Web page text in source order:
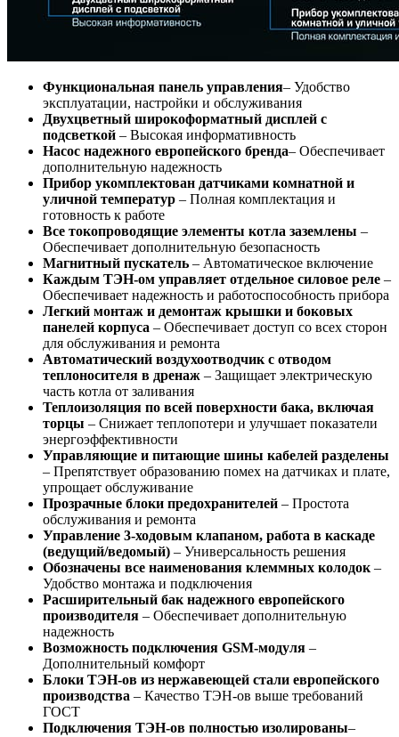
Функциональная панель управления– Удобство
эксплуатации, настройки и обслуживания
Двухцветный широкоформатный дисплей с
подсветкой – Высокая информативность
Насос надежного европейского бренда– Обеспечивает
дополнительную надежность
Прибор укомплектован датчиками комнатной и
уличной температур – Полная комплектация и
готовность к работе
Все токопроводящие элементы котла заземлены –
Обеспечивает дополнительную безопасность
Магнитный пускатель – Автоматическое включение
Каждым ТЭН-ом управляет отдельное силовое реле –
Обеспечивает надежность и работоспособность прибора
Легкий монтаж и демонтаж крышки и боковых
панелей корпуса – Обеспечивает доступ со всех сторон
для обслуживания и ремонта
Автоматический воздухоотводчик с отводом
теплоносителя в дренаж – Защищает электрическую
часть котла от заливания
Теплоизоляция по всей поверхности бака, включая
торцы – Снижает теплопотери и улучшает показатели
энергоэффективности
Управляющие и питающие шины кабелей разделены
– Препятствует образованию помех на датчиках и плате,
упрощает обслуживание
Прозрачные блоки предохранителей – Простота
обслуживания и ремонта
Управление 3-ходовым клапаном, работа в каскаде
(ведущий/ведомый) – Универсальность решения
Обозначены все наименования клеммных колодок –
Удобство монтажа и подключения
Расширительный бак надежного европейского
производителя – Обеспечивает дополнительную
надежность
Возможность подключения GSM-модуля –
Дополнительный комфорт
Блоки ТЭН-ов из нержавеющей стали европейского
производства – Качество ТЭН-ов выше требований
ГОСТ
Подключения ТЭН-ов полностью изолированы–